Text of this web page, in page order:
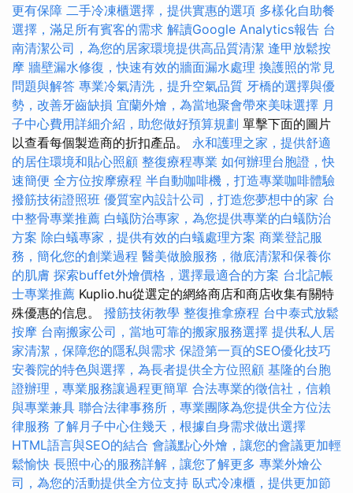
更有保障 二手冷凍櫃選擇，提供實惠的選項 多樣化自助餐
選擇，滿足所有賓客的需求 解讀Google Analytics報告 台
南清潔公司，為您的居家環境提供高品質清潔 逢甲放鬆按
摩 牆壁漏水修復，快速有效的牆面漏水處理 換護照的常見
問題與解答 專業冷氣清洗，提升空氣品質 牙橋的選擇與優
勢，改善牙齒缺損 宜蘭外燴，為當地聚會帶來美味選擇 月
子中心費用詳細介紹，助您做好預算規劃 單擊下面的圖片
以查看每個製造商的折扣產品。 永和護理之家，提供舒適
的居住環境和貼心照顧 整復療程專業 如何辦理台胞證，快
速簡便 全方位按摩療程 半自動咖啡機，打造專業咖啡體驗
撥筋技術證照班 優質室內設計公司，打造您夢想中的家 台
中整骨專業推薦 白蟻防治專家，為您提供專業的白蟻防治
方案 除白蟻專家，提供有效的白蟻處理方案 商業登記服
務，簡化您的創業過程 醫美做臉服務，徹底清潔和保養你
的肌膚 探索buffet外燴價格，選擇最適合的方案 台北記帳
士專業推薦 Kuplio.hu從選定的網絡商店和商店收集有關特
殊優惠的信息。 撥筋技術教學 整復推拿療程 台中泰式放鬆
按摩 台南搬家公司，當地可靠的搬家服務選擇 提供私人居
家清潔，保障您的隱私與需求 保證第一頁的SEO優化技巧
安養院的特色與選擇，為長者提供全方位照顧 基隆的台胞
證辦理，專業服務讓過程更簡單 合法專業的徵信社，信賴
與專業兼具 聯合法律事務所，專業團隊為您提供全方位法
律服務 了解月子中心住幾天，根據自身需求做出選擇
HTML語言與SEO的結合 會議點心外燴，讓您的會議更加輕
鬆愉快 長照中心的服務詳解，讓您了解更多 專業外燴公
司，為您的活動提供全方位支持 臥式冷凍櫃，提供更加節